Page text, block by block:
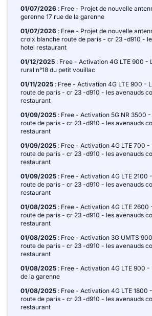
01/07/2026 : Free - Projet de nouvelle
gerenne 17 rue de la garenne
01/07/2026 : Free - Projet de nouvelle
croix blanche route de paris - cr 23 -d910 -
hotel restaurant
01/12/2025 : Free - Activation 4G LTE 900 -
rural n°18 du petit vouillac
01/11/2025 : Free - Activation 4G LTE 900 -
route de paris - cr 23 -d910 - les avenauds
restaurant
01/09/2025 : Free - Activation 5G NR 3500
route de paris - cr 23 -d910 - les avenauds
restaurant
01/09/2025 : Free - Activation 4G LTE 700
route de paris - cr 23 -d910 - les avenauds
restaurant
01/09/2025 : Free - Activation 4G LTE 2100
route de paris - cr 23 -d910 - les avenauds
restaurant
01/08/2025 : Free - Activation 4G LTE
route de paris - cr 23 -d910 - les avenauds
restaurant
01/08/2025 : Free - Activation 3G UMTS
route de paris - cr 23 -d910 - les avenauds
restaurant
01/08/2025 : Free - Activation 4G LTE 900 -
de la garenne
01/08/2025 : Free - Activation 4G LTE 1800
route de paris - cr 23 -d910 - les avenauds
restaurant